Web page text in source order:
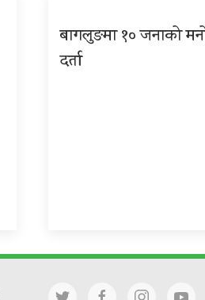
बागलुङमा १० जनाको
दर्ता